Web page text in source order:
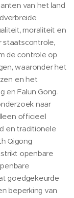
van het land
moraliteit en
staatscontrole,
de controle op
waaronder het
en het
en Falun Gong.
naar
officieel
en traditionele
Qigong
openbare
goedgekeurde
beperking van